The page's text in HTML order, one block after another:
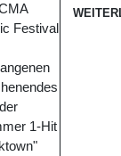
Festival
1-Hit